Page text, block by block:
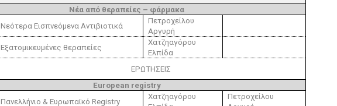
Νέα από θεραπείες – φάρμακα
Νεότερα Εισπνεόμενα Αντιβιοτικά
Πετροχείλου
Αργυρή
Εξατομικευμένες θεραπείες
Χατζηαγόρου
Ελπίδα
ΕΡΩΤΗΣΕΙΣ
European registry
Πανελλήνιο & Ευρωπαϊκό Registry
Χατζηαγόρου
Πετροχείλου